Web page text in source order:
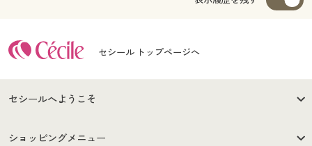
セシール トップページへ
セシールへようこそ
はじめての方へ
ショッピングメニュー